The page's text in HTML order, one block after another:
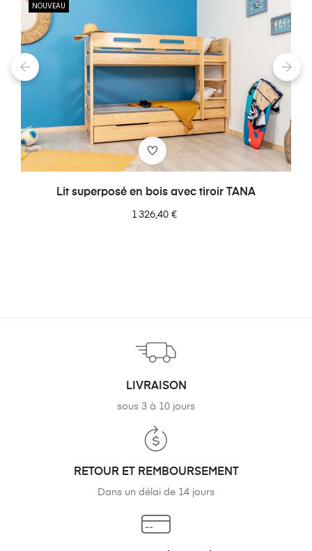
NOUVEAU
Lit superposé en bois avec tiroir TANA
Prix
1 326,40 €
LIVRAISON
sous 3 à 10 jours
RETOUR ET REMBOURSEMENT
Dans un délai de 14 jours